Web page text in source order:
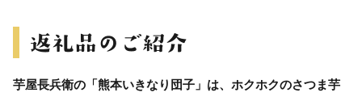
芋屋長兵衛の「熊本いきなり団子」は、ホクホクのさつま芋